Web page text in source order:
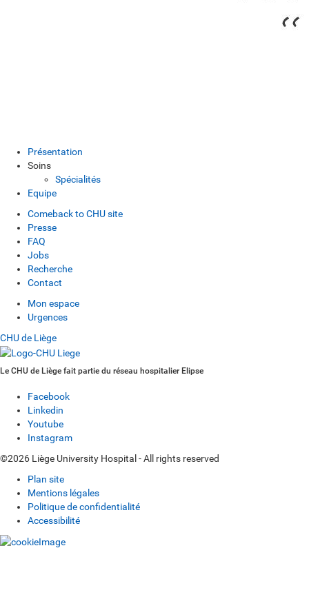
Présentation
Soins
Spécialités
Equipe
Comeback to CHU site
Presse
FAQ
Jobs
Recherche
Contact
Mon espace
Urgences
CHU de Liège
Le CHU de Liège fait partie du réseau hospitalier Elipse
Facebook
Linkedin
Youtube
Instagram
©2026 Liège University Hospital - All rights reserved
Plan site
Mentions légales
Politique de confidentialité
Accessibilité